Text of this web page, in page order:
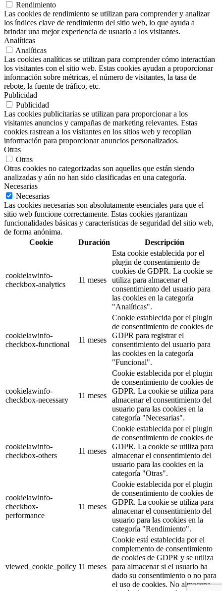
Rendimiento
Las cookies de rendimiento se utilizan para comprender y analizar
los índices clave de rendimiento del sitio web, lo que ayuda a
brindar una mejor experiencia de usuario a los visitantes.
Analíticas
Analíticas
Las cookies analíticas se utilizan para comprender cómo interactúan
los visitantes con el sitio web. Estas cookies ayudan a proporcionar
información sobre métricas, el número de visitantes, la tasa de
rebote, la fuente de tráfico, etc.
Publicidad
Publicidad
Las cookies publicitarias se utilizan para proporcionar a los
visitantes anuncios y campañas de marketing relevantes. Estas
cookies rastrean a los visitantes en los sitios web y recopilan
información para proporcionar anuncios personalizados.
Otras
Otras
Otras cookies no categorizadas son aquellas que están siendo
analizadas y aún no han sido clasificadas en una categoría.
Necesarias
Necesarias
Las cookies necesarias son absolutamente esenciales para que el
sitio web funcione correctamente. Estas cookies garantizan
funcionalidades básicas y características de seguridad del sitio web,
de forma anónima.
Cookie
Duración Descripción
cookielawinfo-
checkbox-analytics
11 meses
Esta cookie establecida por el
plugin de consentimiento de
cookies de GDPR. La cookie se
utiliza para almacenar el
consentimiento del usuario para
las cookies en la categoría
"Analíticas".
cookielawinfo-
checkbox-functional
11 meses
Cookie establecida por el plugin
de consentimiento de cookies de
GDPR para registrar el
consentimiento del usuario para
las cookies en la categoría
"Funcional".
cookielawinfo-
checkbox-necessary
11 meses
Cookie establecida por el plugin
de consentimiento de cookies de
GDPR. La cookie se utiliza para
almacenar el consentimiento del
usuario para las cookies en la
categoría "Necesarias".
cookielawinfo-
checkbox-others
11 meses
Cookie establecida por el plugin
de consentimiento de cookies de
GDPR. La cookie se utiliza para
almacenar el consentimiento del
usuario para las cookies en la
categoría "Otras".
cookielawinfo-
checkbox-
performance
11 meses
Cookie establecida por el plugin
de consentimiento de cookies de
GDPR. La cookie se utiliza para
almacenar el consentimiento del
usuario para las cookies en la
categoría "Rendimiento".
viewed_cookie_policy 11 meses
Cookie está establecida por el
complemento de consentimiento
de cookies de GDPR y se utiliza
para almacenar si el usuario ha
dado su consentimiento o no para
el uso de cookies. No almacena